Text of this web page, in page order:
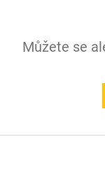
Můžete se